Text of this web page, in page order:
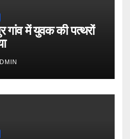
गांव में युवक की पत्थरों